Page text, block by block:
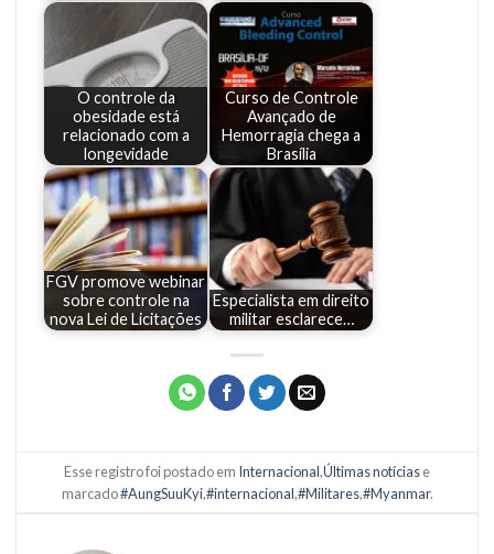
O controle da
obesidade está
relacionado com a
longevidade
Curso de Controle
Avançado de
Hemorragia chega a
Brasília
FGV promove webinar
sobre controle na
nova Lei de Licitações
Especialista em direito
militar esclarece…
Esse registro foi postado em Internacional,Últimas notíciase
marcado#AungSuuKyi,#internacional,#Militares,#Myanmar.